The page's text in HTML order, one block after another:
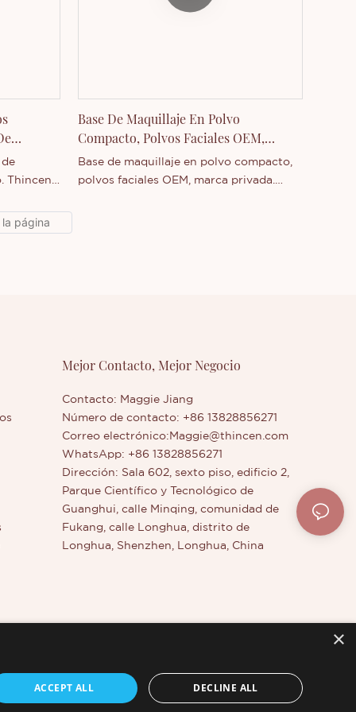
de
más sobre nuestra empresa, no dude en
de
Thincen
de
Base De Maquillaje En Polvo
Compacto, Polvos Faciales OEM,
Marca Privada
Base de maquillaje en polvo compacto,
polvos faciales OEM, marca privada.
empresa, no dude en contactarnos.
Mejor Contacto, Mejor Negocio
Contacto: Maggie Jiang
Número de contacto: +86 13828856271
Correo electrónico: Maggie@thincen.com
WhatsApp: +86 13828856271
Dirección: Sala 602, sexto piso, edificio 2,
Parque Científico y Tecnológico de
Guanghui, calle Minqing, comunidad de
Fukang, calle Longhua, distrito de
Longhua, Shenzhen, Longhua, China
×
ACCEPT ALL DECLINE ALL